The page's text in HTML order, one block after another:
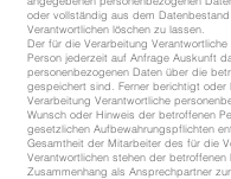
oder vollständig aus dem
Verantwortlichen löschen zu lassen.
Der für die Verarbeitung
Person jederzeit auf Anfrage Auskunft
personenbezogenen Daten über die
gespeichert sind. Ferner berichtigt oder
Verarbeitung Verantwortliche
Wunsch oder Hinweis der betroffenen
gesetzlichen Aufbewahrungspflichten
Gesamtheit der Mitarbeiter des für die
Verantwortlichen stehen der betroffenen
Zusammenhang als Ansprechpartner